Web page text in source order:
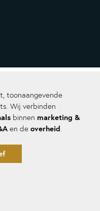
toonaangevende
Wij verbinden
binnen marketing &
en de overheid.